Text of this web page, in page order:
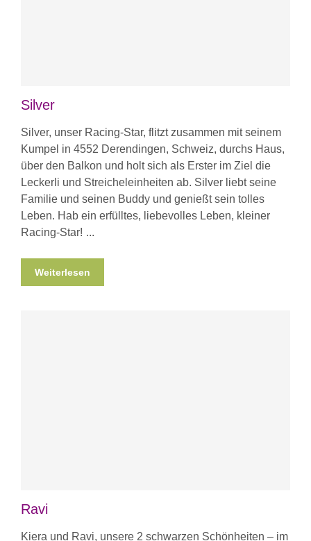
Silver
Silver, unser Racing-Star, flitzt zusammen mit seinem
Kumpel in 4552 Derendingen, Schweiz, durchs Haus,
über den Balkon und holt sich als Erster im Ziel die
Leckerli und Streicheleinheiten ab. Silver liebt seine
Familie und seinen Buddy und genießt sein tolles
Leben. Hab ein erfülltes, liebevolles Leben, kleiner
Racing-Star!
Weiterlesen
Ravi
Kiera und Ravi, unsere 2 schwarzen Schönheiten – im